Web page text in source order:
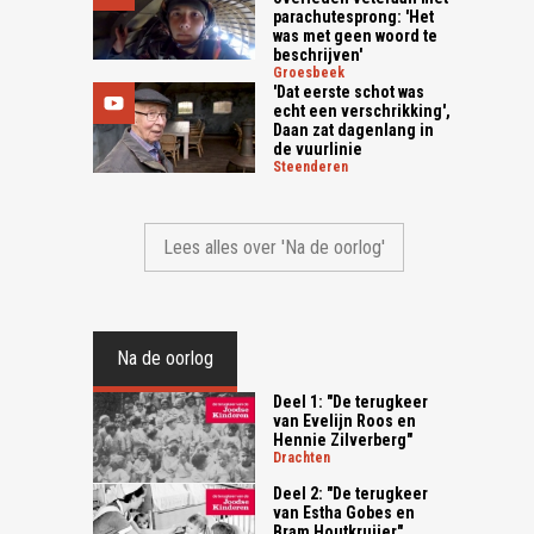
parachutesprong: 'Het
was met geen woord te
beschrijven'
groesbeek
'Dat eerste schot was
echt een verschrikking',
Daan zat dagenlang in
de vuurlinie
steenderen
Lees alles over 'Na de oorlog'
Na de oorlog
Deel 1: "De terugkeer
van Evelijn Roos en
Hennie Zilverberg"
drachten
Deel 2: "De terugkeer
van Estha Gobes en